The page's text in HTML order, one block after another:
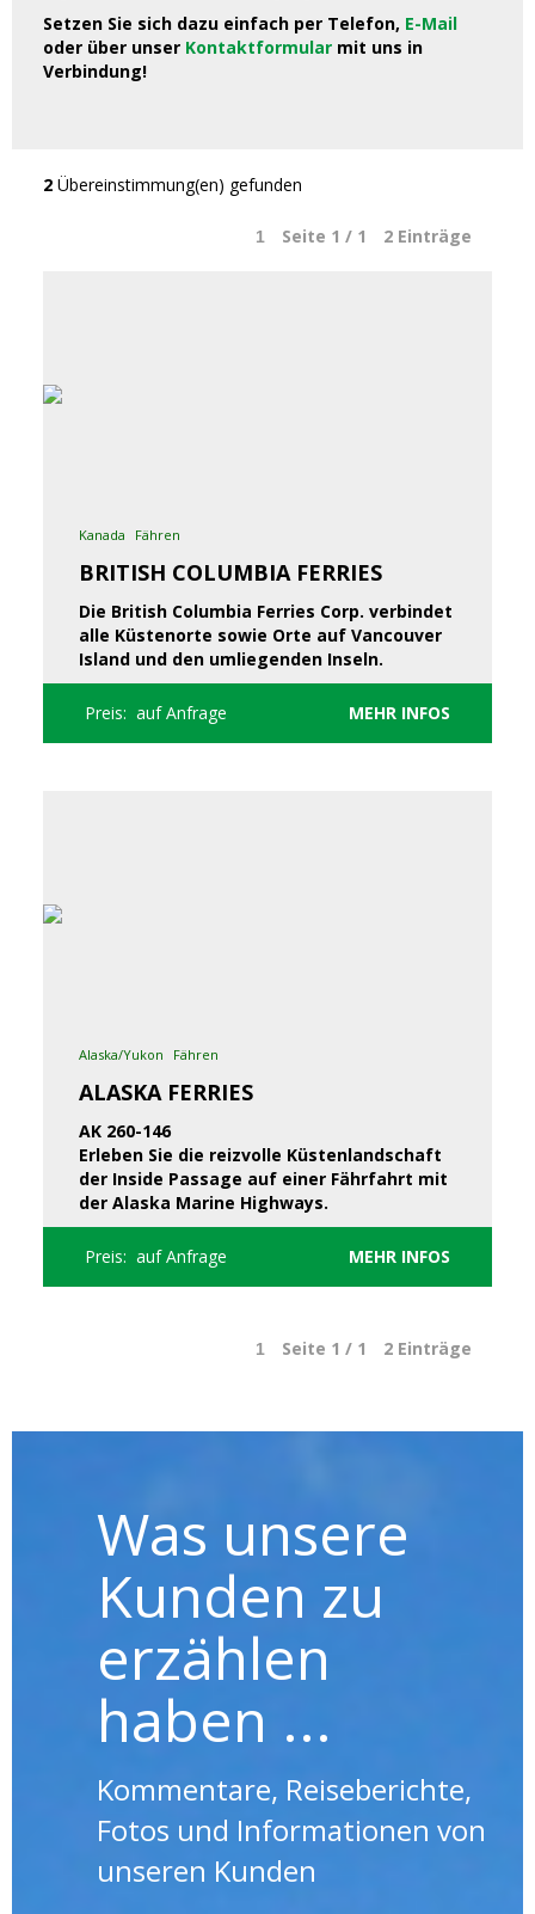
Setzen Sie sich dazu einfach per Telefon, E-Mail
oder über unser Kontaktformularmit uns in
Verbindung!
2Übereinstimmung(en) gefunden
1 Seite 1 / 1 2 Einträge
Kanada Fähren
BRITISH COLUMBIA FERRIES
Die British Columbia Ferries Corp. verbindet
alle Küstenorte sowie Orte auf Vancouver
Island und den umliegenden Inseln.
Preis: auf Anfrage MEHR INFOS
Alaska/Yukon Fähren
ALASKA FERRIES
AK 260-146
Erleben Sie die reizvolle Küstenlandschaft
der Inside Passage auf einer Fährfahrt mit
der Alaska Marine Highways.
Preis: auf Anfrage MEHR INFOS
1 Seite 1 / 1 2 Einträge
Was unsere
Kunden zu
erzählen
haben ...
Kommentare, Reiseberichte,
Fotos und Informationen von
unseren Kunden